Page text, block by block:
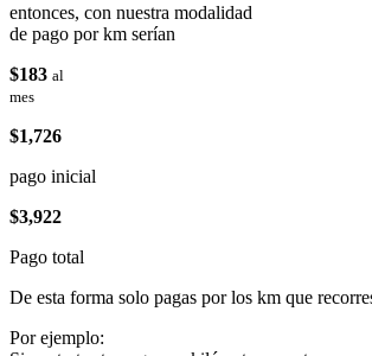
entonces, con nuestra modalidad
de pago por km serían
$183 al
mes
$1,726
pago inicial
$3,922
Pago total
De esta forma solo pagas por los km que
Por ejemplo: